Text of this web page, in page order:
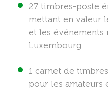
27 timbres-poste
mettant en valeur
et les événements
Luxembourg.
1 carnet de
pour les amateurs